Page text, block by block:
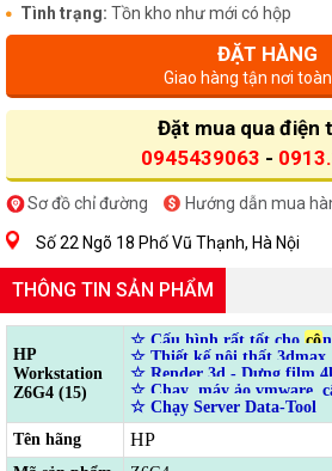
Tình trạng: Tồn kho như mới có hộp
ĐẶT HÀNG
Giao hàng tận nơi
Đặt mua qua điện
0945439063 -
Sơ đồ chỉ đường Hướng dẫn mua
Số 22 Ngõ 18 Phố Vũ Thạnh, Hà Nội
THÔNG TIN SẢN PHẨM
HP
Workstation
Z6G4 (15)
☆ Cấu hình rất tốt cho cô
☆ Thiết kế nội thất 3dmax,
☆ Render 3d - Dựng film
☆ Chạy máy ảo vmware,
☆ Chạy Server Data-Tool
Tên hãng
HP